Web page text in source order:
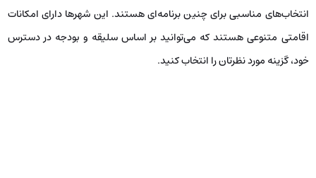
انتخاب‌های مناسبی برای چنین برنامه‌ای هستند. این شهرها دارای امکانات
اقامتی متنوعی هستند که می‌توانید بر اساس سلیقه و بودجه در دسترس
خود، گزینه مورد نظرتان را انتخاب کنید.